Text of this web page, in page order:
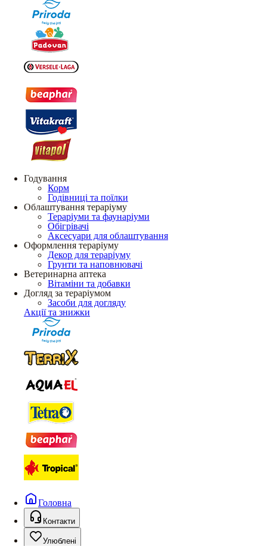
Годування
Корм
Годівниці та поїлки
Облаштування тераріуму
Тераріуми та фаунаріуми
Обігрівачі
Аксесуари для облаштування
Оформлення тераріуму
Декор для тераріуму
Грунти та наповнювачі
Ветеринарна аптека
Вітаміни та добавки
Догляд за тераріумом
Засоби для догляду
Акції та знижки
Головна
Контакти
Улюблені